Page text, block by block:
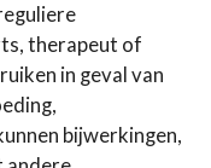
therapeut of
in geval van
bijwerkingen,